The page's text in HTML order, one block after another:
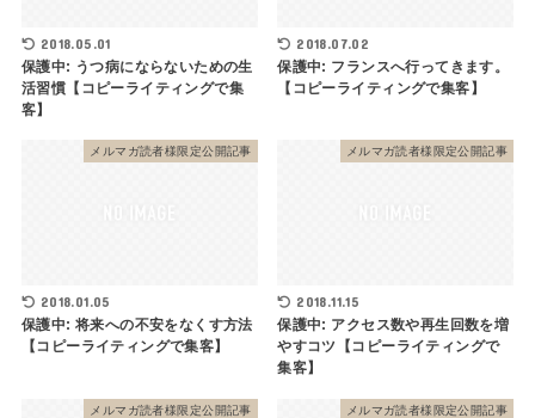
2018.05.01
保護中: うつ病にならないための生
活習慣【コピーライティングで集
客】
2018.07.02
保護中: フランスへ行ってきます。
【コピーライティングで集客】
メルマガ読者様限定公開記事
2018.01.05
保護中: 将来への不安をなくす方法
【コピーライティングで集客】
メルマガ読者様限定公開記事
2018.11.15
保護中: アクセス数や再生回数を増
やすコツ【コピーライティングで
集客】
メルマガ読者様限定公開記事 メルマガ読者様限定公開記事